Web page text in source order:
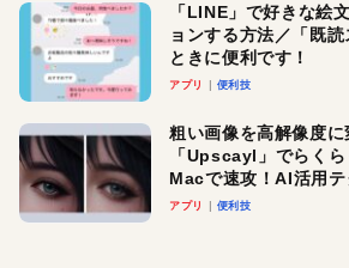
「LINE」で好きな絵
ョンする方法／「既
ときに便利です！
アプリ 便利技
粗い画像を高解像度
「Upscayl」でらく
Macで速攻！AI活用テ
アプリ 便利技